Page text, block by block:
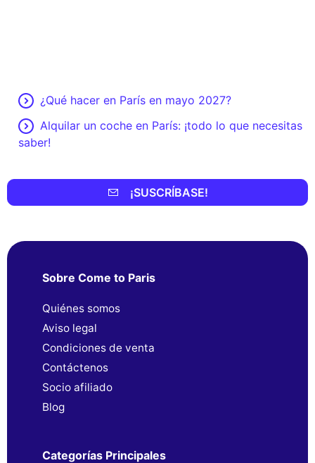
¿Qué hacer en París en mayo 2027?
Alquilar un coche en París: ¡todo lo que necesitas
saber!
¡SUSCRÍBASE!
Sobre Come to Paris
Quiénes somos
Aviso legal
Condiciones de venta
Contáctenos
Socio afiliado
Blog
Categorías Principales